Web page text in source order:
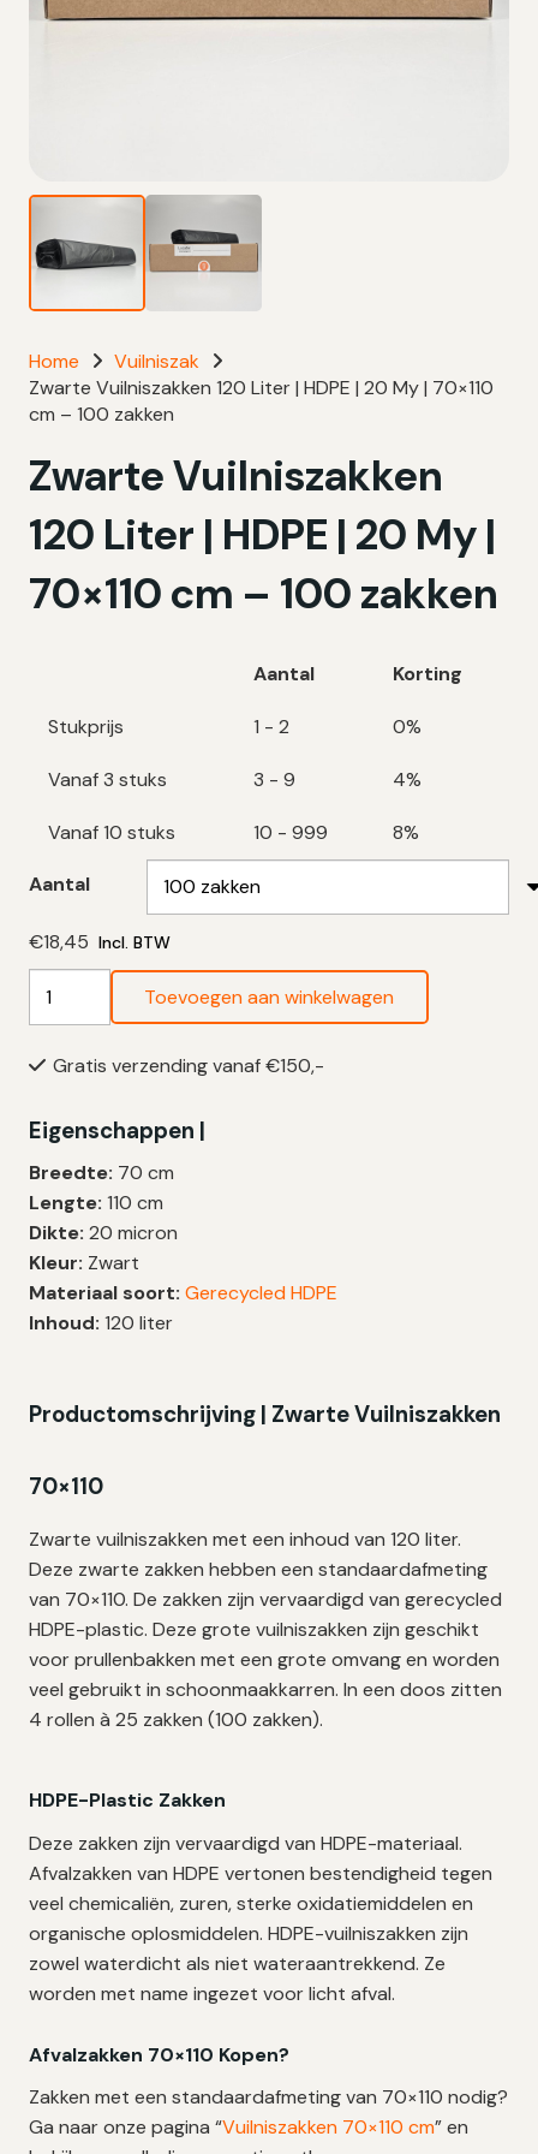
Home
Vuilniszak
Zwarte Vuilniszakken 120 Liter | HDPE | 20 My | 70×110
cm – 100 zakken
Zwarte Vuilniszakken
120 Liter | HDPE | 20 My |
70×110 cm – 100 zakken
Aantal Korting
Stukprijs 1 - 2 0%
Vanaf 3 stuks 3 - 9 4%
Vanaf 10 stuks 10 - 999 8%
Aantal
€18,45 Incl. BTW
Liter
HDPE
|
20
My
|
70×110
cm
zakken
Toevoegen aan winkelwagen
Gratis verzending vanaf €150,-
Eigenschappen |
Breedte: 70 cm
Lengte: 110 cm
Dikte: 20 micron
Kleur: Zwart
Materiaal soort: Gerecycled HDPE
Inhoud: 120 liter
Productomschrijving | Zwarte Vuilniszakken
70×110
Zwarte vuilniszakken met een inhoud van 120 liter.
Deze zwarte zakken hebben een standaardafmeting
van 70×110. De zakken zijn vervaardigd van gerecycled
HDPE-plastic. Deze grote vuilniszakken zijn geschikt
voor prullenbakken met een grote omvang en worden
veel gebruikt in schoonmaakkarren. In een doos zitten
4 rollen à 25 zakken (100 zakken).
HDPE-Plastic Zakken
Deze zakken zijn vervaardigd van HDPE-materiaal.
Afvalzakken van HDPE vertonen bestendigheid tegen
veel chemicaliën, zuren, sterke oxidatiemiddelen en
organische oplosmiddelen. HDPE-vuilniszakken zijn
zowel waterdicht als niet wateraantrekkend. Ze
worden met name ingezet voor licht afval.
Afvalzakken 70×110 Kopen?
Zakken met een standaardafmeting van 70×110 nodig?
Ga naar onze pagina “Vuilniszakken 70×110 cm” en